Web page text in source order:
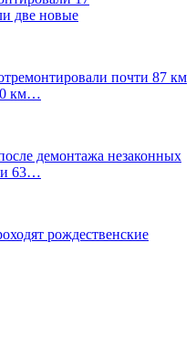
две новые
почти 87 км
км…
демонтажа незаконных
63…
рождественские